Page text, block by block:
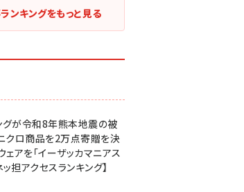
ンキングをもっと見る
グが令和8年熊本地震の被
クロ商品を2万点寄贈を決
アを「イーザッカマニアス
担アクセスランキング】